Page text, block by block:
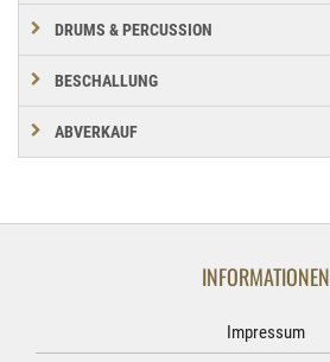
DRUMS & PERCUSSION
BESCHALLUNG
ABVERKAUF
INFORMATIONEN
Impressum